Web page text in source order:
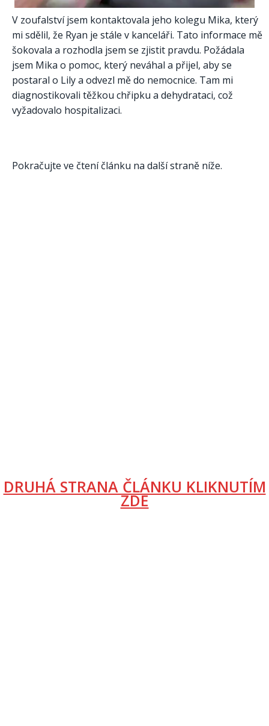
V zoufalství jsem kontaktovala jeho kolegu Mika, který
mi sdělil, že Ryan je stále v kanceláři. Tato informace mě
šokovala a rozhodla jsem se zjistit pravdu. Požádala
jsem Mika o pomoc, který neváhal a přijel, aby se
postaral o Lily a odvezl mě do nemocnice. Tam mi
diagnostikovali těžkou chřipku a dehydrataci, což
vyžadovalo hospitalizaci.
Pokračujte ve čtení článku na další straně níže.
DRUHÁ STRANA ČLÁNKU KLIKNUTÍM
ZDE